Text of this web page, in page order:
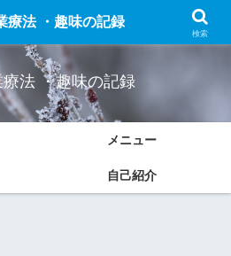
のまとめと趣味(車、ドライブ、ブログなど)
法 ・趣味の記録
メニュー
自己紹介
療法 ・趣味の記録
検索